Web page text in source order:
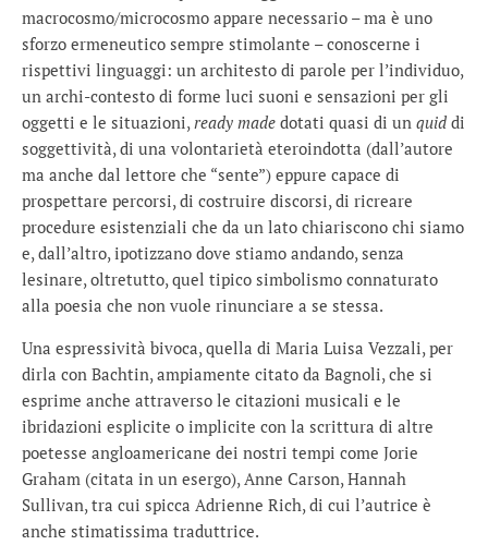
macrocosmo/microcosmo appare necessario – ma è uno
sforzo ermeneutico sempre stimolante – conoscerne i
rispettivi linguaggi: un architesto di parole per l’individuo,
un archi-contesto di forme luci suoni e sensazioni per gli
oggetti e le situazioni,ready made dotati quasi di un quid di
soggettività, di una volontarietà eteroindotta (dall’autore
ma anche dal lettore che “sente”) eppure capace di
prospettare percorsi, di costruire discorsi, di ricreare
procedure esistenziali che da un lato chiariscono chi siamo
e, dall’altro, ipotizzano dove stiamo andando, senza
lesinare, oltretutto, quel tipico simbolismo connaturato
alla poesia che non vuole rinunciare a se stessa.
Una espressività bivoca, quella di Maria Luisa Vezzali, per
dirla con Bachtin, ampiamente citato da Bagnoli, che si
esprime anche attraverso le citazioni musicali e le
ibridazioni esplicite o implicite con la scrittura di altre
poetesse angloamericane dei nostri tempi come Jorie
Graham (citata in un esergo), Anne Carson, Hannah
Sullivan, tra cui spicca Adrienne Rich, di cui l’autrice è
anche stimatissima traduttrice.